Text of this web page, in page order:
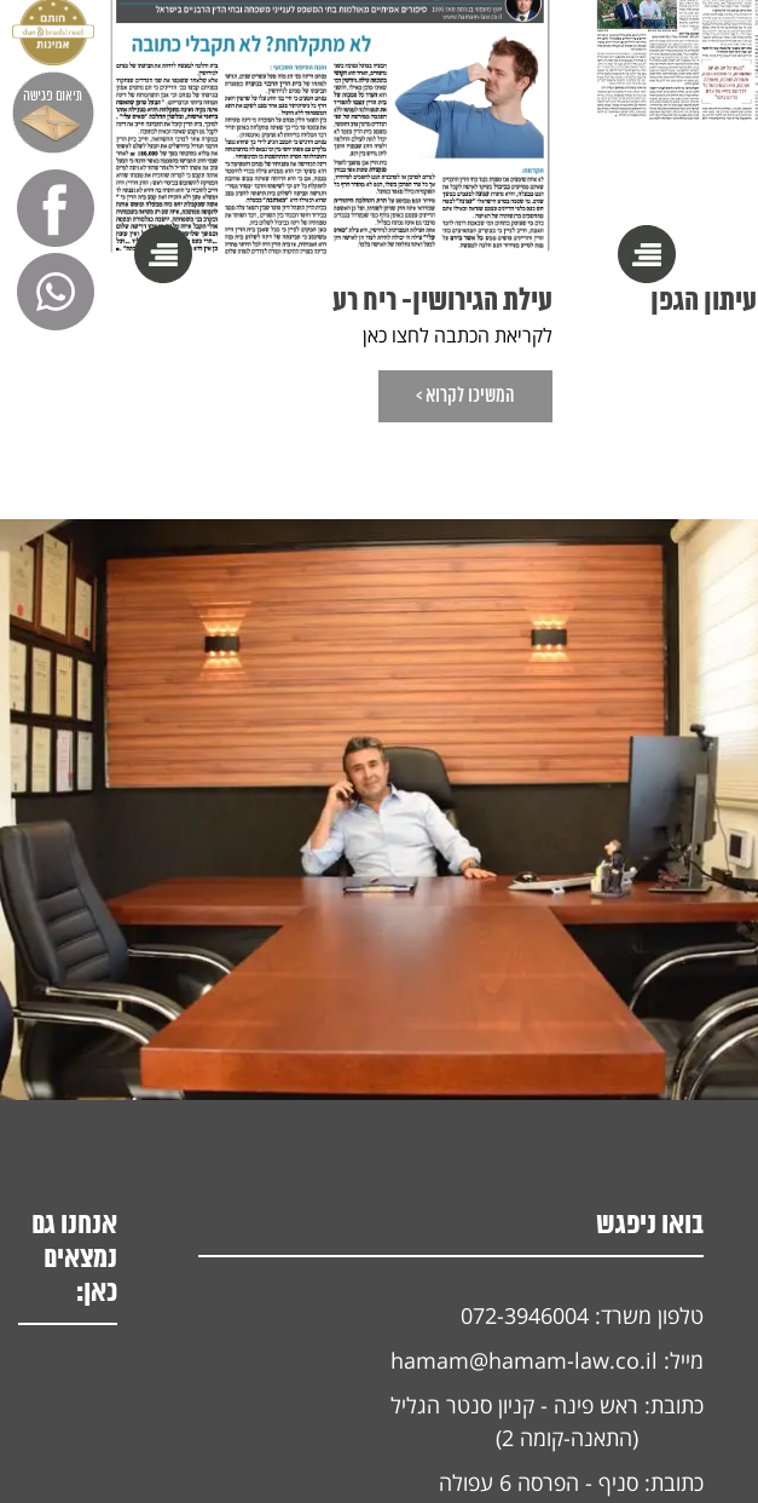
הגפן עילת הגירושין- ריח רע
לקריאת הכתבה לחצו כאן
המשיכו לקרוא >
בואו ניפגש
טלפון משרד: 072-3946004
מייל: hamam@hamam-law.co.il
כתובת: ראש פינה - קניון סנטר הגליל
(התאנה-קומה 2)
כתובת: סניף - הפרסה 6 עפולה
אנחנו גם
נמצאים
כאן: